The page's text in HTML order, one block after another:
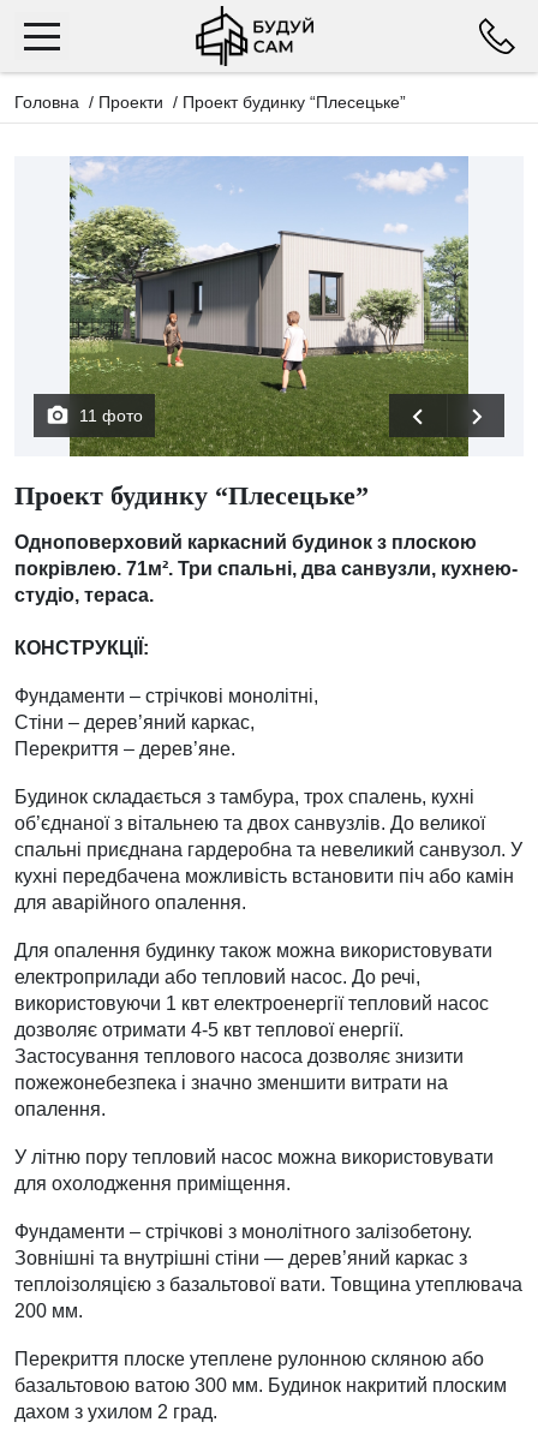
Головна / Проекти / Проект будинку “Плесецьке”
11 фото
Проект будинку “Плесецьке”
Одноповерховий каркасний будинок з плоскою
покрівлею. 71м². Три спальні, два санвузли, кухнею-
студіо, тераса.
КОНСТРУКЦІЇ:
Фундаменти – стрічкові монолітні,
Стіни – дерев’яний каркас,
Перекриття – дерев’яне.
Будинок складається з тамбура, трох спалень, кухні
об’єднаної з вітальнею та двох санвузлів. До великої
спальні приєднана гардеробна та невеликий санвузол. У
кухні передбачена можливість встановити піч або камін
для аварійного опалення.
Для опалення будинку також можна використовувати
електроприлади або тепловий насос. До речі,
використовуючи 1 квт електроенергії тепловий насос
дозволяє отримати 4-5 квт теплової енергії.
Застосування теплового насоса дозволяє знизити
пожежонебезпека і значно зменшити витрати на
опалення.
У літню пору тепловий насос можна використовувати
для охолодження приміщення.
Фундаменти – стрічкові з монолітного залізобетону.
Зовнішні та внутрішні стіни — дерев’яний каркас з
теплоізоляцією з базальтової вати. Товщина утеплювача
200 мм.
Перекриття плоске утеплене рулонною скляною або
базальтовою ватою 300 мм. Будинок накритий плоским
дахом з ухилом 2 град.